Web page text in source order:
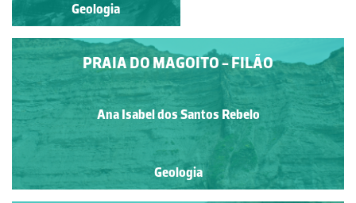
Geologia
PRAIA DO MAGOITO - FILÃO
Ana Isabel dos Santos Rebelo
Geologia
Geologia